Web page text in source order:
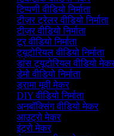
टिप्पणी वीडियो निर्माता
टीज़र ट्रेलर वीडियो निर्माता
टीज़र वीडियो निर्माता
टूर वीडियो निर्माता
ट्यूटोरियल वीडियो निर्माता
डांस ट्यूटोरियल वीडियो मेकर
डेमो वीडियो निर्माता
ड्रामा मूवी मेकर
DIY वीडियो निर्माता
अनबॉक्सिंग वीडियो मेकर
आउट्रो मेकर
इंट्रो मेकर